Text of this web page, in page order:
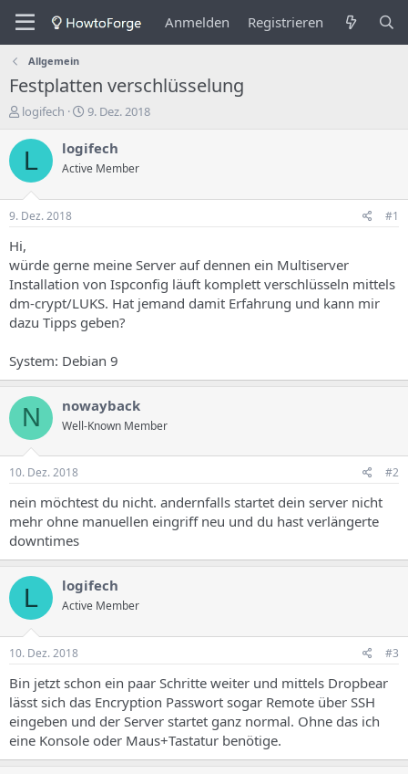
Anmelden Registrieren
Allgemein
Festplatten verschlüsselung
E
s
e
l
e
r
d
e
s
T
h
m
logifech
E
s
e
s
d
a
t
m
9. Dez. 2018
L logifech
Active Member
9. Dez. 2018 #1
Hi,
würde gerne meine Server auf dennen ein Multiserver
Installation von Ispconfig läuft komplett verschlüsseln mittels
dm-crypt/LUKS. Hat jemand damit Erfahrung und kann mir
dazu Tipps geben?
System: Debian 9
N nowayback
Well-Known Member
10. Dez. 2018 #2
nein möchtest du nicht. andernfalls startet dein server nicht
mehr ohne manuellen eingriff neu und du hast verlängerte
downtimes
L logifech
Active Member
10. Dez. 2018 #3
Bin jetzt schon ein paar Schritte weiter und mittels Dropbear
lässt sich das Encryption Passwort sogar Remote über SSH
eingeben und der Server startet ganz normal. Ohne das ich
eine Konsole oder Maus+Tastatur benötige.